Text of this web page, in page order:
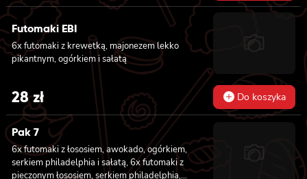
price
was:
31 zł.
price
is:
27 zł.
Futomaki EBI
6x futomaki z krewetką, majonezem lekko
pikantnym, ogórkiem i sałatą
28zł Do koszyka
Pak 7
6x futomaki z łososiem, awokado, ogórkiem,
serkiem philadelphia i sałatą, 6x futomaki z
pieczonym łososiem, serkiem philadelphia,